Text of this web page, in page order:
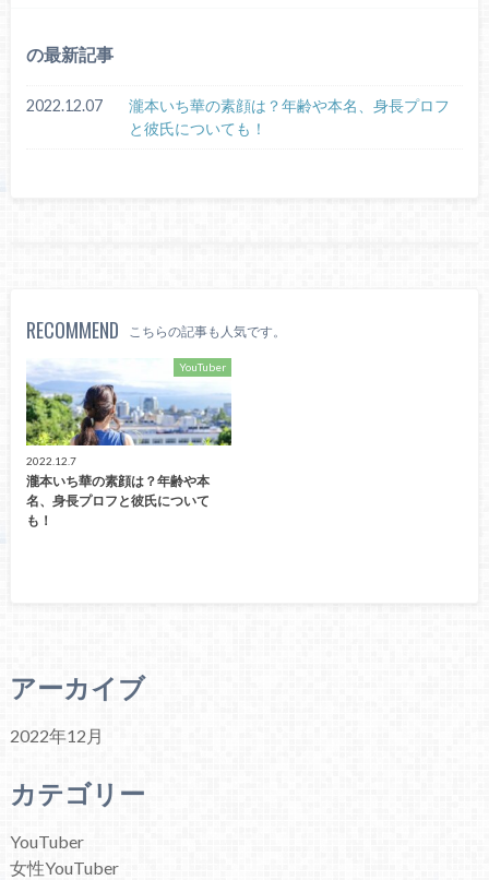
の最新記事
2022.12.07
瀧本いち華の素顔は？年齢や本名、身長プロフ
と彼氏についても！
RECOMMEND こちらの記事も人気です。
YouTuber
2022.12.7
瀧本いち華の素顔は？年齢や本
名、身長プロフと彼氏について
も！
アーカイブ
2022年12月
カテゴリー
YouTuber
女性YouTuber